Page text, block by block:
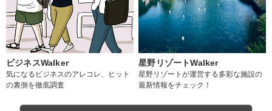
ビジネスWalker
気になるビジネスのアレコレ、ヒット
の裏側を徹底調査
星野リゾートWalker
星野リゾートが運営する多彩な施設の
最新情報をチェック！